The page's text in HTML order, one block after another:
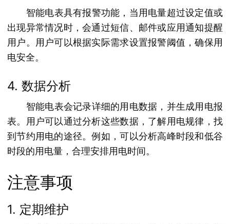
智能电表具有报警功能，当用电量超过设定值或
出现异常情况时，会通过短信、邮件或应用通知提醒
用户。用户可以根据实际需求设置报警阈值，确保用
电安全。
4. 数据分析
智能电表会记录详细的用电数据，并生成用电报
表。用户可以通过分析这些数据，了解用电规律，找
到节约用电的途径。例如，可以分析高峰时段和低谷
时段的用电量，合理安排用电时间。
注意事项
1. 定期维护